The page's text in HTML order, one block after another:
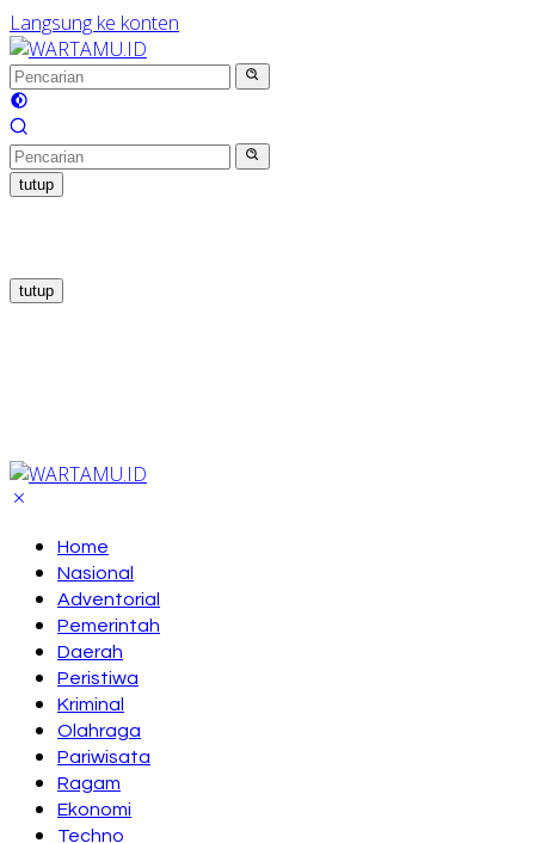
Langsung ke konten
tutup
tutup
Home
Nasional
Adventorial
Pemerintah
Daerah
Peristiwa
Kriminal
Olahraga
Pariwisata
Ragam
Ekonomi
Techno